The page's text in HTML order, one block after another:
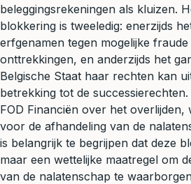
beleggingsrekeningen als kluizen.
blokkering is tweeledig: enerzijds
erfgenamen tegen mogelijke
onttrekkingen, en anderzijds het
Belgische Staat haar rechten kan
betrekking tot de
FOD Financiën over het
voor de afhandeling van de
is belangrijk te begrijpen dat deze
maar een wettelijke maatregel om
van de nalatenschap te